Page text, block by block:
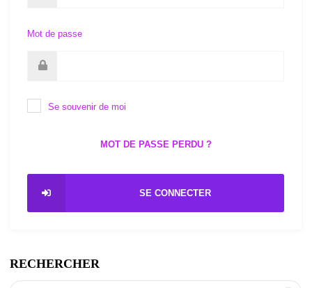
Mot de passe
Se souvenir de moi
MOT DE PASSE PERDU ?
SE CONNECTER
RECHERCHER